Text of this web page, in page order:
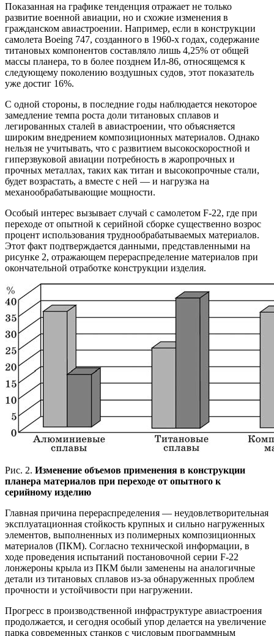
Показанная на графике тенденция отражает не только
развитие военной авиации, но и схожие изменения в
гражданском авиастроении. Например, если в конструкции
самолета Boeing 747, созданного в 1960-х годах, содержание
титановых компонентов составляло лишь 4,25% от общей
массы планера, то в более позднем Ил-86, относящемся к
следующему поколению воздушных судов, этот показатель
уже достиг 16%.
С одной стороны, в последние годы наблюдается некоторое
замедление темпа роста доли титановых сплавов и
легированных сталей в авиастроении, что объясняется
широким внедрением композиционных материалов. Однако
нельзя не учитывать, что с развитием высокоскоростной и
гиперзвуковой авиации потребность в жаропрочных и
прочных металлах, таких как титан и высокопрочные стали,
будет возрастать, а вместе с ней — и нагрузка на
механообрабатывающие мощности.
Особый интерес вызывает случай с самолетом F-22, где при
переходе от опытной к серийной сборке существенно возрос
процент использования труднообрабатываемых материалов.
Этот факт подтверждается данными, представленными на
рисунке 2, отражающем перераспределение материалов при
окончательной отработке конструкции изделия.
Рис. 2. Изменение объемов применения в конструкции
планера материалов при переходе от опытного к
серийному изделию
Главная причина перераспределения — неудовлетворительная
эксплуатационная стойкость крупных и сильно нагруженных
элементов, выполненных из полимерных композиционных
материалов (ПКМ). Согласно технической информации, в
ходе проведения испытаний постановочной серии F-22
лонжероны крыла из ПКМ были заменены на аналогичные
детали из титановых сплавов из-за обнаруженных проблем
прочности и устойчивости при нагружении.
Прогресс в производственной инфраструктуре авиастроения
продолжается, и сегодня особый упор делается на увеличение
парка современных станков с числовым программным